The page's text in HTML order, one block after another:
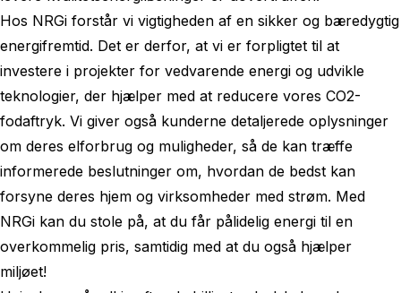
Hos NRGi forstår vi vigtigheden af en sikker og bæredygtig
energifremtid. Det er derfor, at vi er forpligtet til at
investere i projekter for vedvarende energi og udvikle
teknologier, der hjælper med at reducere vores CO2-
fodaftryk. Vi giver også kunderne detaljerede oplysninger
om deres elforbrug og muligheder, så de kan træffe
informerede beslutninger om, hvordan de bedst kan
forsyne deres hjem og virksomheder med strøm. Med
NRGi kan du stole på, at du får pålidelig energi til en
overkommelig pris, samtidig med at du også hjælper
miljøet!